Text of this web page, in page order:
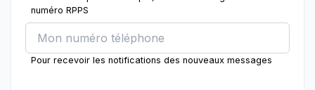
numéro RPPS
Pour recevoir les notifications des nouveaux messages